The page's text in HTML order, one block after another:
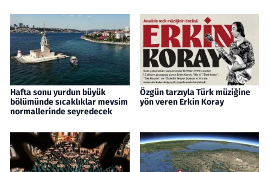
Hafta sonu yurdun büyük
bölümünde sıcaklıklar mevsim
normallerinde seyredecek
Özgün tarzıyla Türk müziğine
yön veren Erkin Koray